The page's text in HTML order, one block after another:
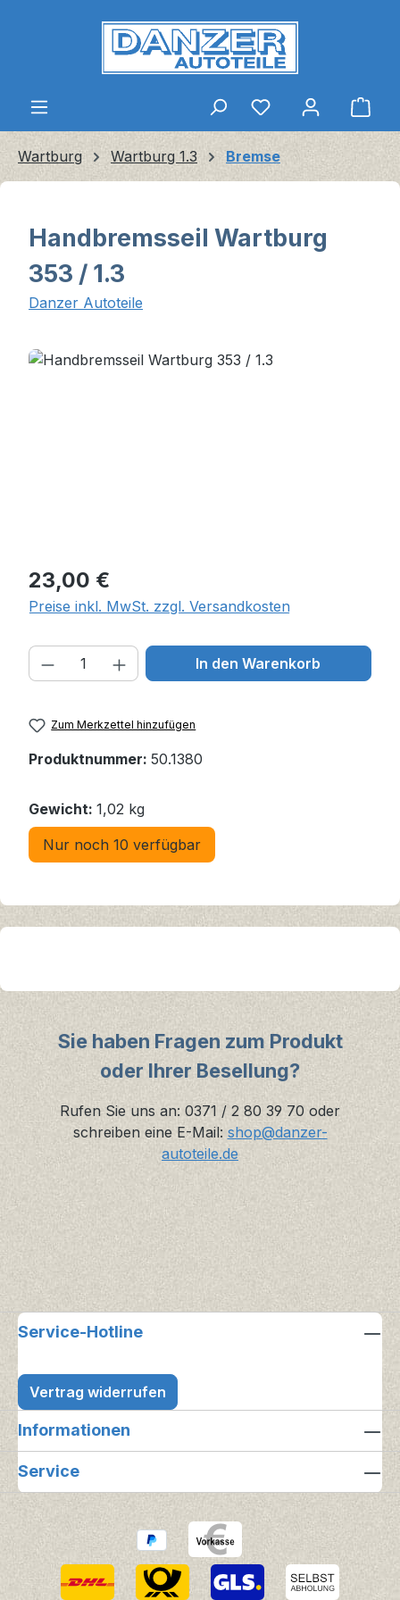
Zum Hauptinhalt springen
Wartburg Wartburg 1.3 Bremse
Handbremsseil Wartburg
353 / 1.3
Danzer Autoteile
Bildergalerie überspringen
Regulärer Preis:
23,00 €
Preise inkl. MwSt. zzgl. Versandkosten
Produkt Anzahl: Gib den
In den Warenkorb
Zum Merkzettel hinzufügen
Produktnummer: 50.1380
Gewicht: 1,02 kg
Nur noch 10 verfügbar
Sie haben Fragen zum Produkt
oder Ihrer Besellung?
Rufen Sie uns an: 0371 / 2 80 39 70 oder
schreiben eine E-Mail: shop@danzer-
autoteile.de
Service-Hotline
Vertrag widerrufen
Informationen
Service